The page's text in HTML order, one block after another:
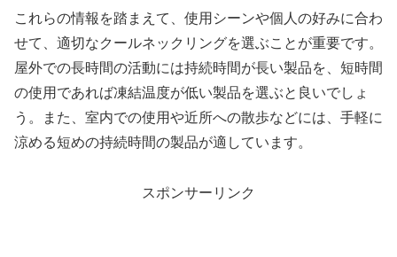
これらの情報を踏まえて、使用シーンや個人の好みに合わ
せて、適切なクールネックリングを選ぶことが重要です。
屋外での長時間の活動には持続時間が長い製品を、短時間
の使用であれば凍結温度が低い製品を選ぶと良いでしょ
う。また、室内での使用や近所への散歩などには、手軽に
涼める短めの持続時間の製品が適しています。
スポンサーリンク